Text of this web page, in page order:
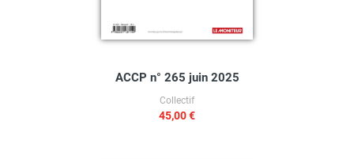
ACCP n° 265 juin 2025
Collectif
45,00 €